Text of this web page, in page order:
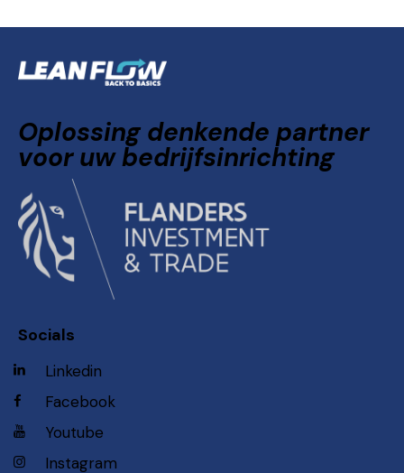
Oplossing denkende partner
voor uw bedrijfsinrichting
Socials
Linkedin
Facebook
Youtube
Instagram